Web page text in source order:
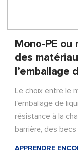
Mono-PE ou
des
l’emballage
Le choix entre le
l'emballage de
résistance à la
barrière, des
APPRENDRE